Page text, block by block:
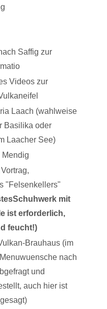
Saffig zur
Videos zur
Laach (wahlweise
Basilika oder
Laacher See)
Mendig
"Felsenkellers"
mit
ist erforderlich,
feucht!)
Brauhaus (im
nach
und
auch hier ist